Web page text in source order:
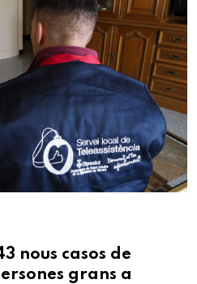
nous casos de
grans a